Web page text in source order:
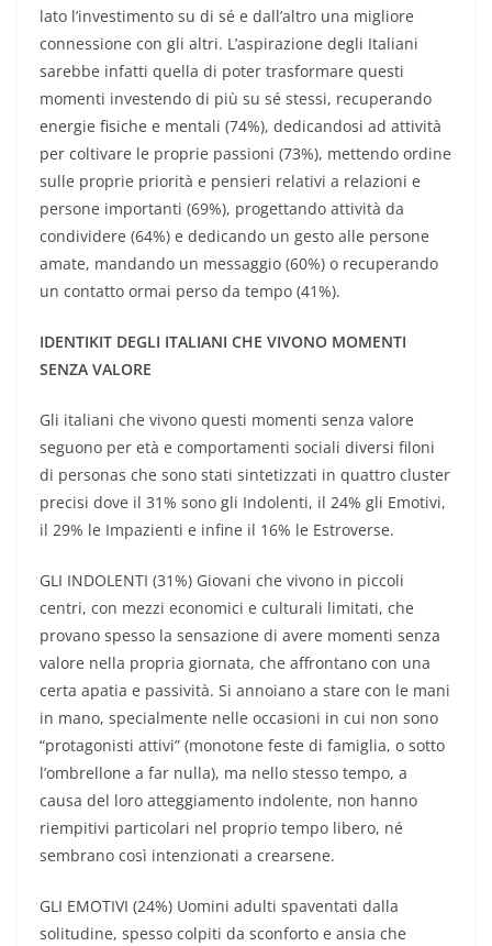
lato l’investimento su di sé e dall’altro una migliore
connessione con gli altri. L’aspirazione degli Italiani
sarebbe infatti quella di poter trasformare questi
momenti investendo di più su sé stessi, recuperando
energie fisiche e mentali (74%), dedicandosi ad attività
per coltivare le proprie passioni (73%), mettendo ordine
sulle proprie priorità e pensieri relativi a relazioni e
persone importanti (69%), progettando attività da
condividere (64%) e dedicando un gesto alle persone
amate, mandando un messaggio (60%) o recuperando
un contatto ormai perso da tempo (41%).
IDENTIKIT DEGLI ITALIANI CHE VIVONO MOMENTI
SENZA VALORE
Gli italiani che vivono questi momenti senza valore
seguono per età e comportamenti sociali diversi filoni
di personas che sono stati sintetizzati in quattro cluster
precisi dove il 31% sono gli Indolenti, il 24% gli Emotivi,
il 29% le Impazienti e infine il 16% le Estroverse.
GLI INDOLENTI (31%) Giovani che vivono in piccoli
centri, con mezzi economici e culturali limitati, che
provano spesso la sensazione di avere momenti senza
valore nella propria giornata, che affrontano con una
certa apatia e passività. Si annoiano a stare con le mani
in mano, specialmente nelle occasioni in cui non sono
“protagonisti attivi” (monotone feste di famiglia, o sotto
l’ombrellone a far nulla), ma nello stesso tempo, a
causa del loro atteggiamento indolente, non hanno
riempitivi particolari nel proprio tempo libero, né
sembrano così intenzionati a crearsene.
GLI EMOTIVI (24%) Uomini adulti spaventati dalla
solitudine, spesso colpiti da sconforto e ansia che